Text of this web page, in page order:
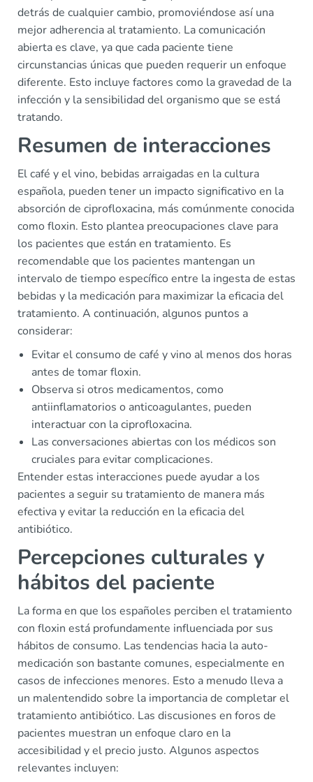
detrás de cualquier cambio, promoviéndose así una
mejor adherencia al tratamiento. La comunicación
abierta es clave, ya que cada paciente tiene
circunstancias únicas que pueden requerir un enfoque
diferente. Esto incluye factores como la gravedad de la
infección y la sensibilidad del organismo que se está
tratando.
Resumen de interacciones
El café y el vino, bebidas arraigadas en la cultura
española, pueden tener un impacto significativo en la
absorción de ciprofloxacina, más comúnmente conocida
como floxin. Esto plantea preocupaciones clave para
los pacientes que están en tratamiento. Es
recomendable que los pacientes mantengan un
intervalo de tiempo específico entre la ingesta de estas
bebidas y la medicación para maximizar la eficacia del
tratamiento. A continuación, algunos puntos a
considerar:
Evitar el consumo de café y vino al menos dos horas
antes de tomar floxin.
Observa si otros medicamentos, como
antiinflamatorios o anticoagulantes, pueden
interactuar con la ciprofloxacina.
Las conversaciones abiertas con los médicos son
cruciales para evitar complicaciones.
Entender estas interacciones puede ayudar a los
pacientes a seguir su tratamiento de manera más
efectiva y evitar la reducción en la eficacia del
antibiótico.
Percepciones culturales y
hábitos del paciente
La forma en que los españoles perciben el tratamiento
con floxin está profundamente influenciada por sus
hábitos de consumo. Las tendencias hacia la auto-
medicación son bastante comunes, especialmente en
casos de infecciones menores. Esto a menudo lleva a
un malentendido sobre la importancia de completar el
tratamiento antibiótico. Las discusiones en foros de
pacientes muestran un enfoque claro en la
accesibilidad y el precio justo. Algunos aspectos
relevantes incluyen: